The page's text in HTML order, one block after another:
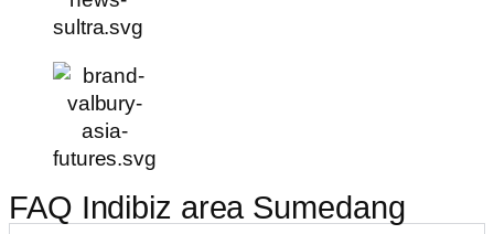
FAQ Indibiz area Sumedang